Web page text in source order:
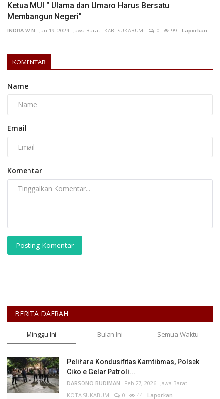
Ketua MUI " Ulama dan Umaro Harus Bersatu
Membangun Negeri"
INDRA W N Jan 19, 2024 Jawa Barat KAB. SUKABUMI 0 99 Laporkan
KOMENTAR
Name
Email
Komentar
Posting Komentar
BERITA DAERAH
Minggu Ini Bulan Ini Semua Waktu
Pelihara Kondusifitas Kamtibmas, Polsek
Cikole Gelar Patroli...
DARSONO BUDIMAN Feb 27, 2026 Jawa Barat
KOTA SUKABUMI
0 44 Laporkan